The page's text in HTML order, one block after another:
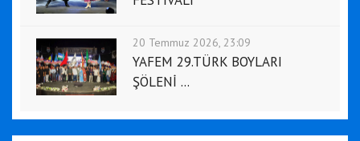
20 Temmuz 2026, 23:09
YAFEM 29.TÜRK BOYLARI
ŞÖLENİ ...